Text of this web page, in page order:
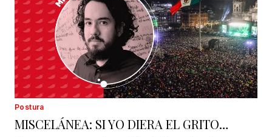
Postura
MISCELÁNEA: SI YO DIERA EL GRITO…